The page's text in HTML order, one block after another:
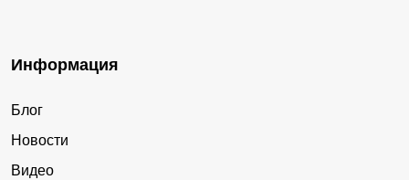
Информация
Блог
Новости
Видео